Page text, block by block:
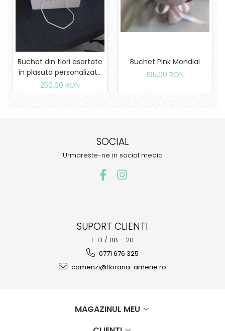
Buchet din flori asortate
in plasuta personalizata
Amerie
250,00 RON
Buchet Pink Mondial
195,00 RON
SOCIAL
Urmareste-ne in social media
SUPORT CLIENTI
L-D / 08 - 20
0771 676 325
comenzi@floraria-amerie.ro
MAGAZINUL MEU